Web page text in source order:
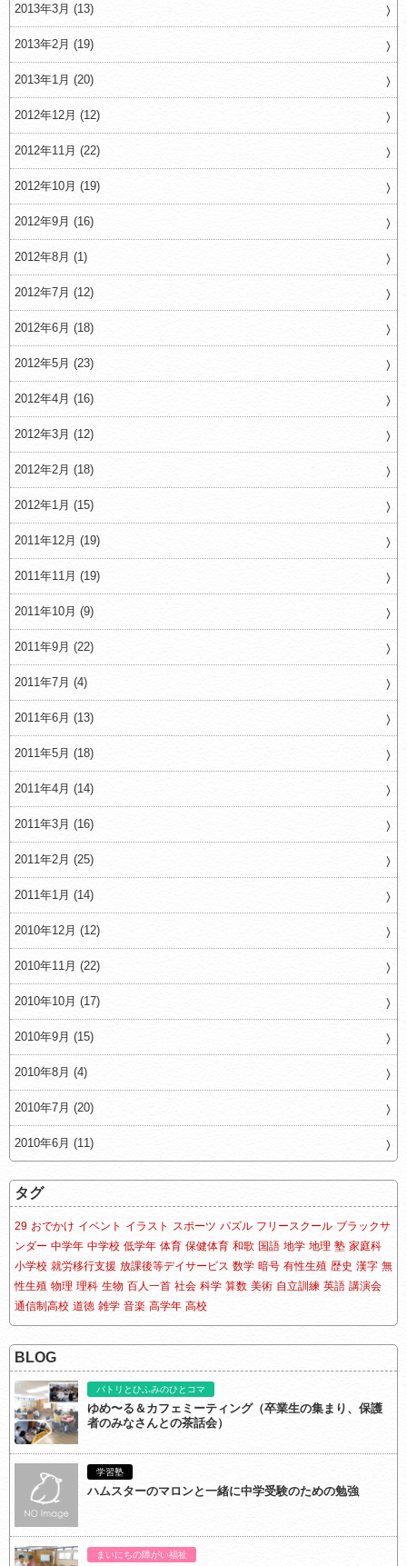
2013年3月 (13)
2013年2月 (19)
2013年1月 (20)
2012年12月 (12)
2012年11月 (22)
2012年10月 (19)
2012年9月 (16)
2012年8月 (1)
2012年7月 (12)
2012年6月 (18)
2012年5月 (23)
2012年4月 (16)
2012年3月 (12)
2012年2月 (18)
2012年1月 (15)
2011年12月 (19)
2011年11月 (19)
2011年10月 (9)
2011年9月 (22)
2011年7月 (4)
2011年6月 (13)
2011年5月 (18)
2011年4月 (14)
2011年3月 (16)
2011年2月 (25)
2011年1月 (14)
2010年12月 (12)
2010年11月 (22)
2010年10月 (17)
2010年9月 (15)
2010年8月 (4)
2010年7月 (20)
2010年6月 (11)
タグ
29 おでかけ イベント イラスト スポーツ パズル フリースクール ブラックサ
ンダー 中学年 中学校 低学年 体育 保健体育 和歌 国語 地学 地理 塾 家庭科
小学校 就労移行支援 放課後等デイサービス 数学 暗号 有性生殖 歴史 漢字 無
性生殖 物理 理科 生物 百人一首 社会 科学 算数 美術 自立訓練 英語 講演会
通信制高校 道徳 雑学 音楽 高学年 高校
BLOG
パトリとひふみのひとコマ
ゆめ〜る＆カフェミーティング（卒業生の集まり、保護
者のみなさんとの茶話会）
学習塾
ハムスターのマロンと一緒に中学受験のための勉強
まいにちの障がい福祉